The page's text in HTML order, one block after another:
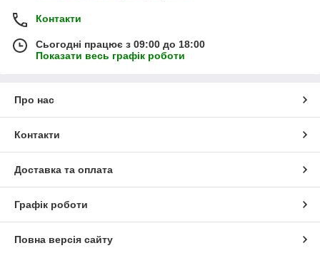
Контакти
Сьогодні працює з 09:00 до 18:00
Показати весь графік роботи
Про нас
Контакти
Доставка та оплата
Графік роботи
Повна версія сайту